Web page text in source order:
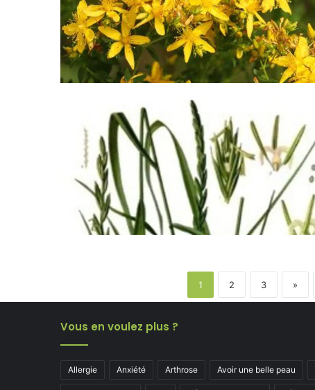
1 2 3 »
Vous en voulez plus ?
Allergie Anxiété Arthrose Avoir une belle peau